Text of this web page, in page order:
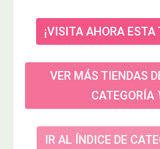
¡VISITA AHORA ESTA
VER MÁS TIENDAS
CATEGORÍA
IR AL ÍNDICE DE